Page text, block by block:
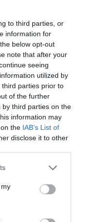
to third parties, or
information for
below opt-out
note that after your
seeing
utilized by
parties prior to
of the further
third parties on the
information may
the IAB’s List of
disclose it to other
or more Google
You may click to
third-party tags to
in below Google